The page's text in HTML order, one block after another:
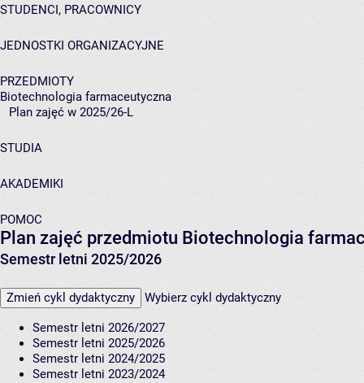
STUDENCI, PRACOWNICY
JEDNOSTKI ORGANIZACYJNE
PRZEDMIOTY
Biotechnologia farmaceutyczna
Plan zajęć w 2025/26-L
STUDIA
AKADEMIKI
POMOC
Plan zajęć przedmiotu Biotechnologia
Semestr letni 2025/2026
Zmień cykl dydaktyczny Wybierz cykl dydaktyczny
Semestr letni 2026/2027
Semestr letni 2025/2026
Semestr letni 2024/2025
Semestr letni 2023/2024